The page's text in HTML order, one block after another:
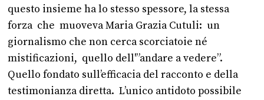
questo insieme ha lo stesso spessore, la stessa
forza che muoveva Maria Grazia Cutuli: un
giornalismo che non cerca scorciatoie né
mistificazioni, quello dell'”andare a vedere”.
Quello fondato sull’efficacia del racconto e della
testimonianza diretta. L’unico antidoto possibile